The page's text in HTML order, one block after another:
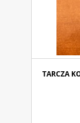
TARCZA